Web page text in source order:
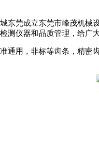
东莞成立东莞市峰茂机械
测仪器和品质管理，给广
通用，非标等齿条，精